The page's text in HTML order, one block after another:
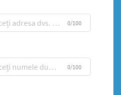
0/100
0/100